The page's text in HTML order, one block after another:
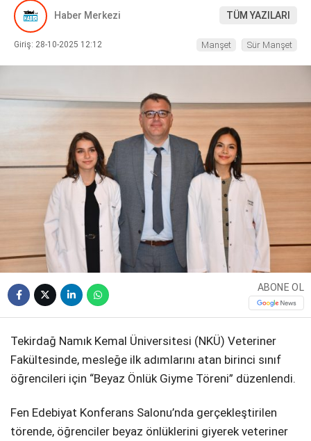
WhatsApp İhbar
Hattı
Facebook
Instagram
Haber Merkezi TÜM YAZILARI
Giriş: 28-10-2025 12:12 Manşet Sür Manşet
ABONE OL
Tekirdağ Namık Kemal Üniversitesi (NKÜ) Veteriner
Fakültesinde, mesleğe ilk adımlarını atan birinci sınıf
öğrencileri için “Beyaz Önlük Giyme Töreni” düzenlendi.
Fen Edebiyat Konferans Salonu’nda gerçekleştirilen
törende, öğrenciler beyaz önlüklerini giyerek veteriner